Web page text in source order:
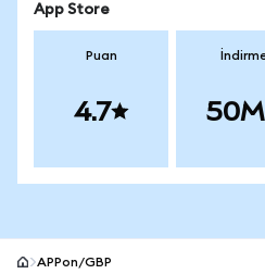
App Store
Puan
4.7
APPon/GBP